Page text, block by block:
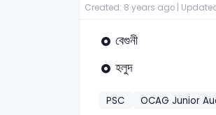
Created: 8 years ago |
বেগুনী
হলুদ
PSC OCAG Junior